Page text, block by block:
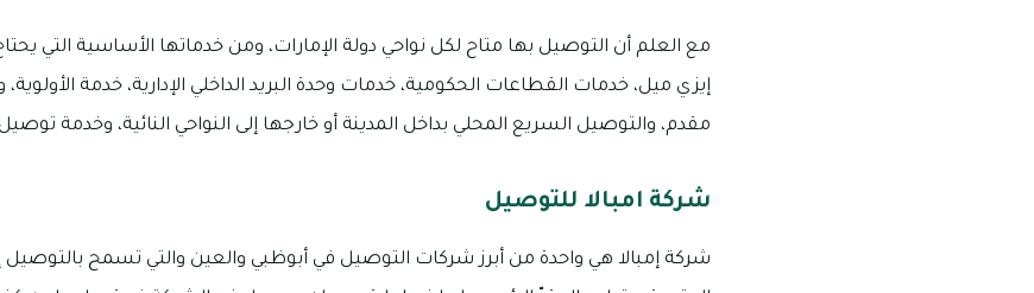
مع العلم أن التوصيل بها متاح لكل نواحي دولة الإمارات، ومن خدماتها الأساسية التي
إيزي ميل، خدمات القطاعات الحكومية، خدمات وحدة البريد الداخلي الإدارية، خدمة
مقدم، والتوصيل السريع المحلي بداخل المدينة أو خارجها إلى النواحي النائية، وخدمة
شركة امبالا للتوصيل
شركة إمبالا هي واحدة من أبرز شركات التوصيل في أبوظبي والعين والتي تسمح بالتوصيل